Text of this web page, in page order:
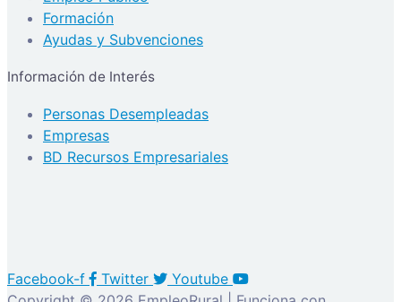
Formación
Ayudas y Subvenciones
Información de Interés
Personas Desempleadas
Empresas
BD Recursos Empresariales
Facebook-f Twitter
Youtube